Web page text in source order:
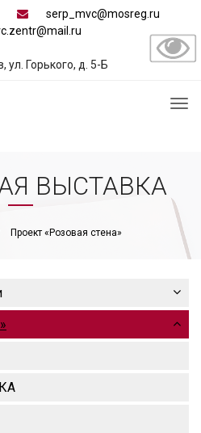
serp_mvc@mosreg.ru
ул. Горького, д. 5-Б
ВЫСТАВКА
Проект «Розовая стена»